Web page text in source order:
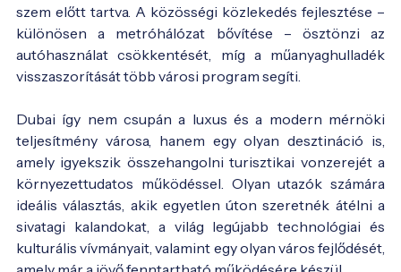
szem előtt tartva. A közösségi közlekedés fejlesztése –
különösen a metróhálózat bővítése – ösztönzi az
autóhasználat csökkentését, míg a műanyaghulladék
visszaszorítását több városi program segíti.
Dubai így nem csupán a luxus és a modern mérnöki
teljesítmény városa, hanem egy olyan desztináció is,
amely igyekszik összehangolni turisztikai vonzerejét a
környezettudatos működéssel. Olyan utazók számára
ideális választás, akik egyetlen úton szeretnék átélni a
sivatagi kalandokat, a világ legújabb technológiai és
kulturális vívmányait, valamint egy olyan város fejlődését,